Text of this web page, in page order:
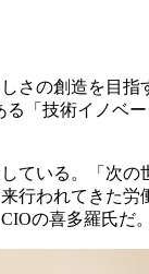
さの創造を目
「技術イノベ
ている。「次
行われてきた
の喜多羅氏だ。